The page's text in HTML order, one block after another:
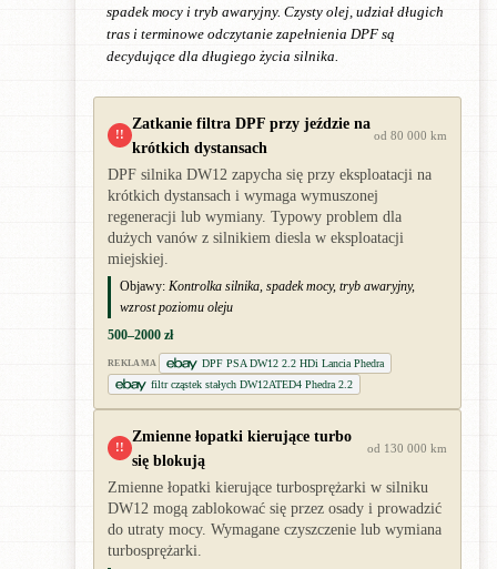
spadek mocy i tryb awaryjny. Czysty olej, udział długich
tras i terminowe odczytanie zapełnienia DPF są
decydujące dla długiego życia silnika.
!!
Zatkanie filtra DPF przy jeździe na
krótkich dystansach
od 80 000 km
DPF silnika DW12 zapycha się przy eksploatacji na
krótkich dystansach i wymaga wymuszonej
regeneracji lub wymiany. Typowy problem dla
dużych vanów z silnikiem diesla w eksploatacji
miejskiej.
Objawy: Kontrolka silnika, spadek mocy, tryb awaryjny,
wzrost poziomu oleju
500–2000 zł
REKLAMA
DPF PSA DW12 2.2 HDi Lancia Phedra
filtr cząstek stałych DW12ATED4 Phedra 2.2
!!
Zmienne łopatki kierujące turbo
się blokują
od 130 000 km
Zmienne łopatki kierujące turbosprężarki w silniku
DW12 mogą zablokować się przez osady i prowadzić
do utraty mocy. Wymagane czyszczenie lub wymiana
turbosprężarki.